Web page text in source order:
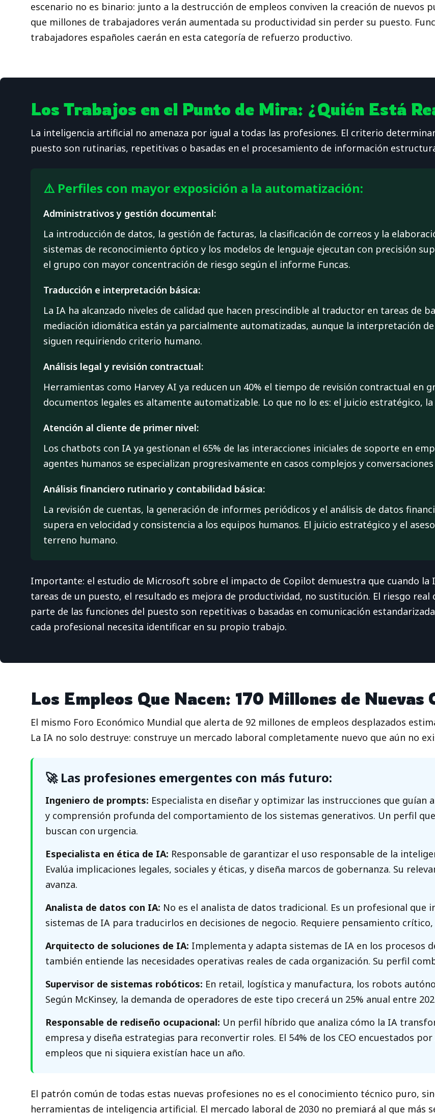
escenario no es binario: junto a la destrucción de empleos conviven la creación de nuevos
que millones de trabajadores verán aumentada su productividad sin perder su puesto.
trabajadores españoles caerán en esta categoría de refuerzo productivo.
Los Trabajos en el Punto de Mira: ¿Quién Está
La inteligencia artificial no amenaza por igual a todas las profesiones. El criterio
puesto son rutinarias, repetitivas o basadas en el procesamiento de información
⚠️ Perfiles con mayor exposición a la automatización:
Administrativos y gestión documental:
La introducción de datos, la gestión de facturas, la clasificación de correos y la
sistemas de reconocimiento óptico y los modelos de lenguaje ejecutan con precisión
el grupo con mayor concentración de riesgo según el informe Funcas.
Traducción e interpretación básica:
La IA ha alcanzado niveles de calidad que hacen prescindible al traductor en tareas de
mediación idiomática están ya parcialmente automatizadas, aunque la interpretación
siguen requiriendo criterio humano.
Análisis legal y revisión contractual:
Herramientas como Harvey AI ya reducen un 40% el tiempo de revisión contractual en
documentos legales es altamente automatizable. Lo que no lo es: el juicio estratégico,
Atención al cliente de primer nivel:
Los chatbots con IA ya gestionan el 65% de las interacciones iniciales de soporte en
agentes humanos se especializan progresivamente en casos complejos y
Análisis financiero rutinario y contabilidad básica:
La revisión de cuentas, la generación de informes periódicos y el análisis de datos
supera en velocidad y consistencia a los equipos humanos. El juicio estratégico y el
terreno humano.
Importante: el estudio de Microsoft sobre el impacto de Copilot demuestra que cuando la
tareas de un puesto, el resultado es mejora de productividad, no sustitución. El riesgo real
parte de las funciones del puesto son repetitivas o basadas en comunicación
cada profesional necesita identificar en su propio trabajo.
Los Empleos Que Nacen: 170 Millones de Nuevas
El mismo Foro Económico Mundial que alerta de 92 millones de empleos desplazados
La IA no solo destruye: construye un mercado laboral completamente nuevo que aún no
🚀 Las profesiones emergentes con más futuro:
Ingeniero de prompts: Especialista en diseñar y optimizar las instrucciones que guían
y comprensión profunda del comportamiento de los sistemas generativos. Un perfil
buscan con urgencia.
Especialista en ética de IA: Responsable de garantizar el uso responsable de la
Evalúa implicaciones legales, sociales y éticas, y diseña marcos de gobernanza. Su
avanza.
Analista de datos con IA: No es el analista de datos tradicional. Es un profesional
sistemas de IA para traducirlos en decisiones de negocio. Requiere pensamiento
Arquitecto de soluciones de IA: Implementa y adapta sistemas de IA en los procesos
también entiende las necesidades operativas reales de cada organización. Su perfil
Supervisor de sistemas robóticos: En retail, logística y manufactura, los robots
Según McKinsey, la demanda de operadores de este tipo crecerá un 25% anual entre
Responsable de rediseño ocupacional: Un perfil híbrido que analiza cómo la IA
empresa y diseña estrategias para reconvertir roles. El 54% de los CEO encuestados
empleos que ni siquiera existían hace un año.
El patrón común de todas estas nuevas profesiones no es el conocimiento técnico puro,
herramientas de inteligencia artificial. El mercado laboral de 2030 no premiará al que más